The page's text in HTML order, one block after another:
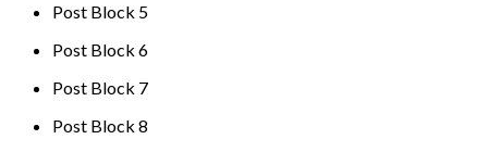
Post Block 5
Post Block 6
Post Block 7
Post Block 8